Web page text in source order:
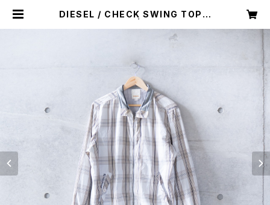
DIESEL / CHECK SWING TOP J